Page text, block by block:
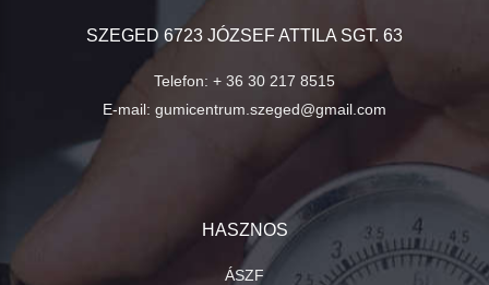
SZEGED 6723 JÓZSEF ATTILA SGT. 63
Telefon: + 36 30 217 8515
E-mail: gumicentrum.szeged@gmail.com
HASZNOS
ÁSZF